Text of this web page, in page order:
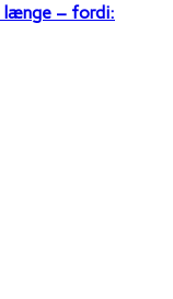
længe – fordi: